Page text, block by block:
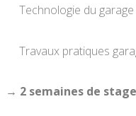
Technologie du garage
Travaux pratiques
→ 2 semaines de